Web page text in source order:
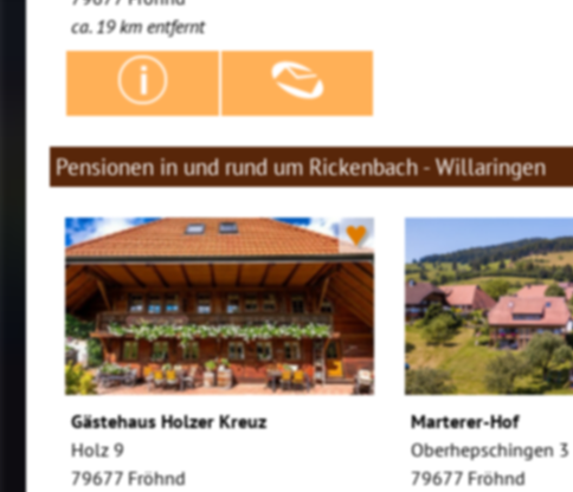
ca. 19 km entfernt
Pensionen in und rund um Rickenbach - Willaringen
♥
Gästehaus Holzer Kreuz
Holz 9
79677 Fröhnd
Marterer-Hof
Oberhepschingen 3
79677 Fröhnd